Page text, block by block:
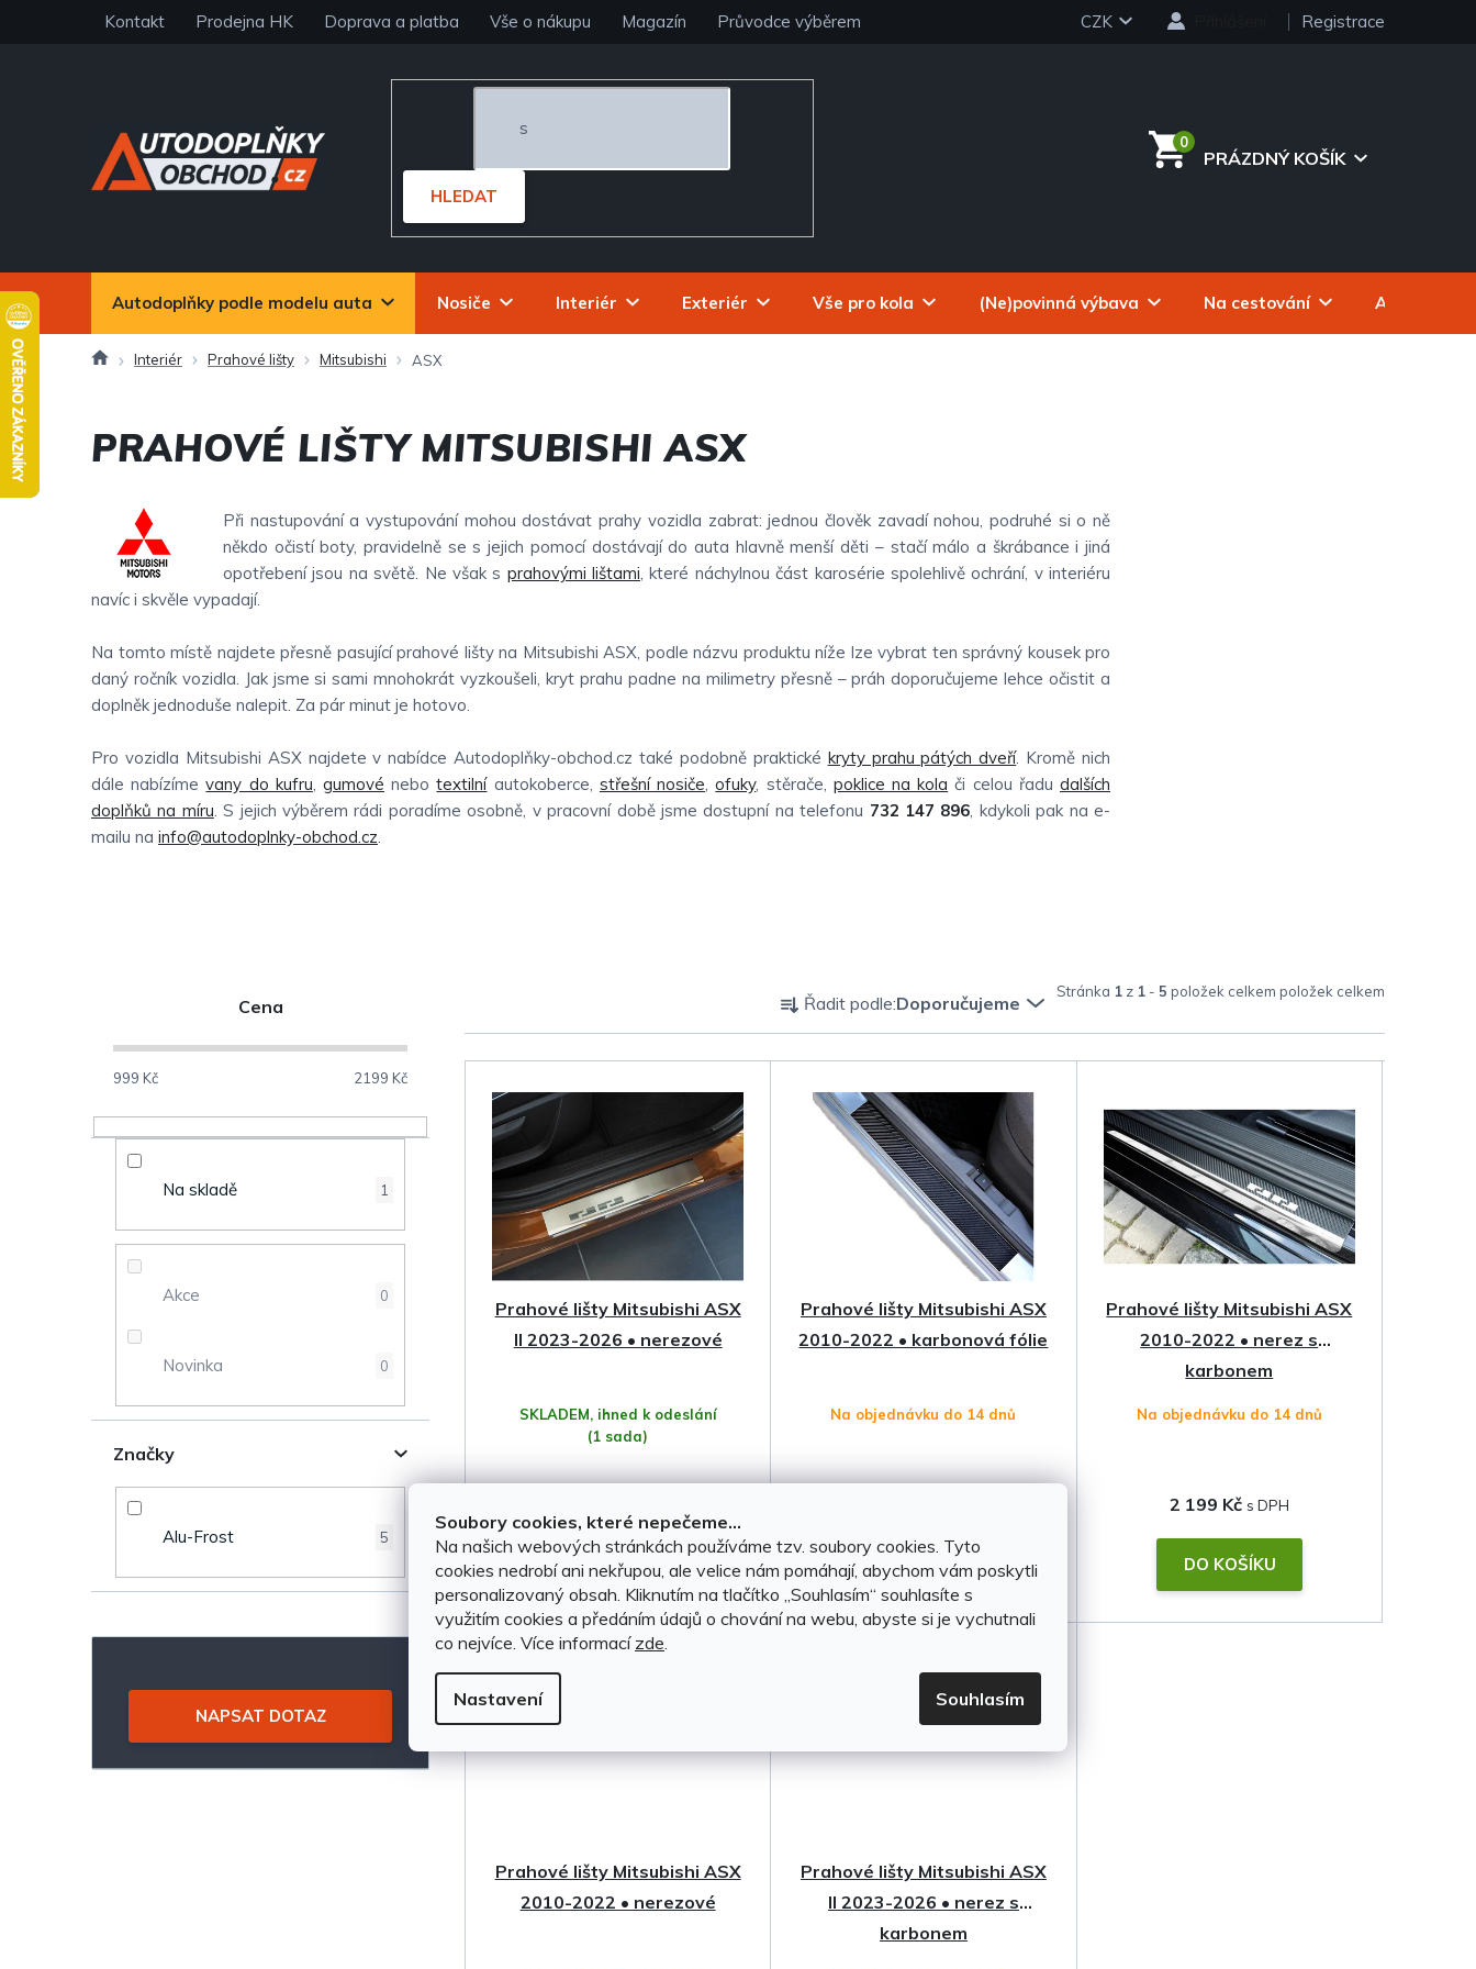
Soubory cookies, které nepečeme...
Na našich webových stránkách používáme tzv. soubory cookies. Tyto
cookies nedrobí ani nekřupou, ale velice nám pomáhají, abychom vám poskytli
personalizovaný obsah. Kliknutím na tlačítko ,,Souhlasím“ souhlasíte s
využitím cookies a předáním údajů o chování na webu, abyste si je vychutnali
co nejvíce. Více informací zde
Nastavení Souhlasím
Kontakt Prodejna HK Doprava a platba Vše o nákupu Magazín Průvodce výběrem CZK Registrace
HLEDAT
PRÁZDNÝ KOŠÍK
Autodoplňky podle modelu auta Nosiče Interiér Exteriér Vše pro kola (Ne)povinná výbava Na cestování
DomůInteriér Prahové lišty Mitsubishi ASX
PRAHOVÉ LIŠTY MITSUBISHI ASX
Při nastupování a vystupování mohou dostávat prahy vozidla zabrat: jednou člověk zavadí nohou, podruhé si o ně
někdo očistí boty, pravidelně se s jejich pomocí dostávají do auta hlavně menší děti – stačí málo a škrábance i jiná
opotřebení jsou na světě. Ne však s prahovými lištami, které náchylnou část karosérie spolehlivě ochrání, v interiéru
navíc i skvěle vypadají.
Na tomto místě najdete přesně pasující prahové lišty na Mitsubishi ASX, podle názvu produktu níže lze vybrat ten správný kousek pro
daný ročník vozidla. Jak jsme si sami mnohokrát vyzkoušeli, kryt prahu padne na milimetry přesně – práh doporučujeme lehce očistit a
doplněk jednoduše nalepit. Za pár minut je hotovo.
Pro vozidla Mitsubishi ASX najdete v nabídce Autodoplňky-obchod.cz také podobně praktické kryty prahu pátých dveří. Kromě nich
dále nabízímevany do kufru,gumové nebotextilníautokoberce, střešní nosiče,ofuky, stěrače, poklice na kola či celou řadudalších
doplňků na míru. S jejich výběrem rádi poradíme osobně, v pracovní době jsme dostupní na telefonu 732 147 896, kdykoli pak na e-
mailu na info@autodoplnky-obchod.cz.
t
p
l
Cena
999 Kč 2199 Kč
Na skladě 1
Akce 0
Novinka 0
Značky
Alu-Frost 5
NAPSAT DOTAZ
Stránka 1 z 1 - 5 položek celkem
Ř
a
u
k
t
ů
Řadit podle:Doporučujeme
d
u
k
t
ů
Prahové lišty Mitsubishi ASX
II 2023-2026 • nerezové
SKLADEM, ihned k odeslání
(1 sada)
DO KOŠÍKU
Prahové lišty Mitsubishi ASX
2010-2022 • karbonová fólie
Na objednávku do 14 dnů
DO KOŠÍKU
Prahové lišty Mitsubishi ASX
2010-2022 • nerez s
karbonem
Na objednávku do 14 dnů
2 199 Kč
DO KOŠÍKU
Prahové lišty Mitsubishi ASX
2010-2022 • nerezové
Prahové lišty Mitsubishi ASX
II 2023-2026 • nerez s
karbonem